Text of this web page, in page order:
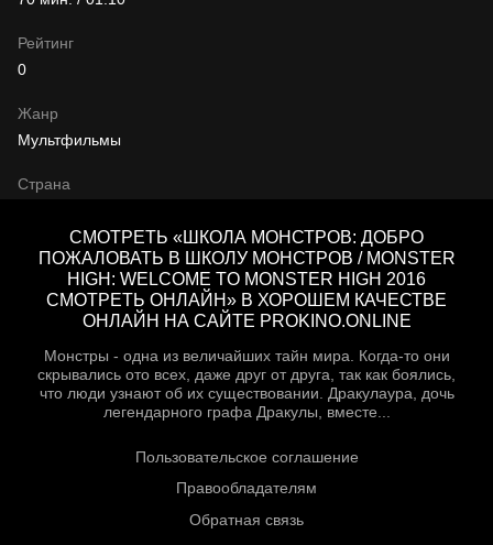
Жанр
Мультфильмы
Страна
Рейтинг
0
СМОТРЕТЬ «ШКОЛА МОНСТРОВ: ДОБРО
ПОЖАЛОВАТЬ В ШКОЛУ МОНСТРОВ / MONSTER
HIGH: WELCOME TO MONSTER HIGH 2016
СМОТРЕТЬ ОНЛАЙН» В ХОРОШЕМ КАЧЕСТВЕ
ОНЛАЙН НА САЙТЕ PROKINO.ONLINE
Монстры - одна из величайших тайн мира. Когда-то они
скрывались ото всех, даже друг от друга, так как боялись,
что люди узнают об их существовании. Дракулаура, дочь
легендарного графа Дракулы, вместе...
Пользовательское соглашение
Правообладателям
Обратная связь